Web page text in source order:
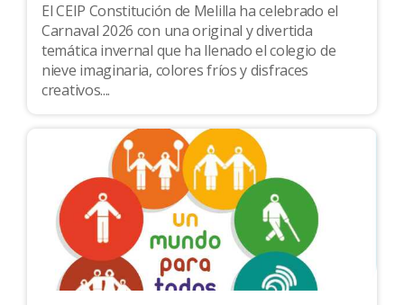
El CEIP Constitución de Melilla ha celebrado el
Carnaval 2026 con una original y divertida
temática invernal que ha llenado el colegio de
nieve imaginaria, colores fríos y disfraces
creativos....